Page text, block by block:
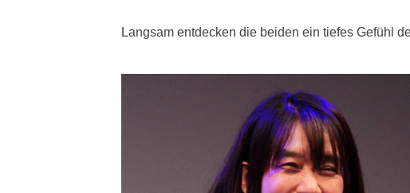
Langsam entdecken die beiden ein tiefes Gefühl